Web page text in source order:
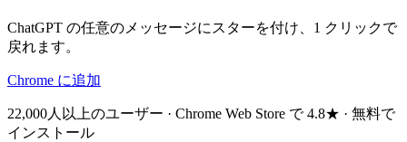
ChatGPT の任意のメッセージにスターを付け、1 クリックで
戻れます。
Chrome に追加
22,000人以上のユーザー · Chrome Web Store で 4.8★ · 無料で
インストール